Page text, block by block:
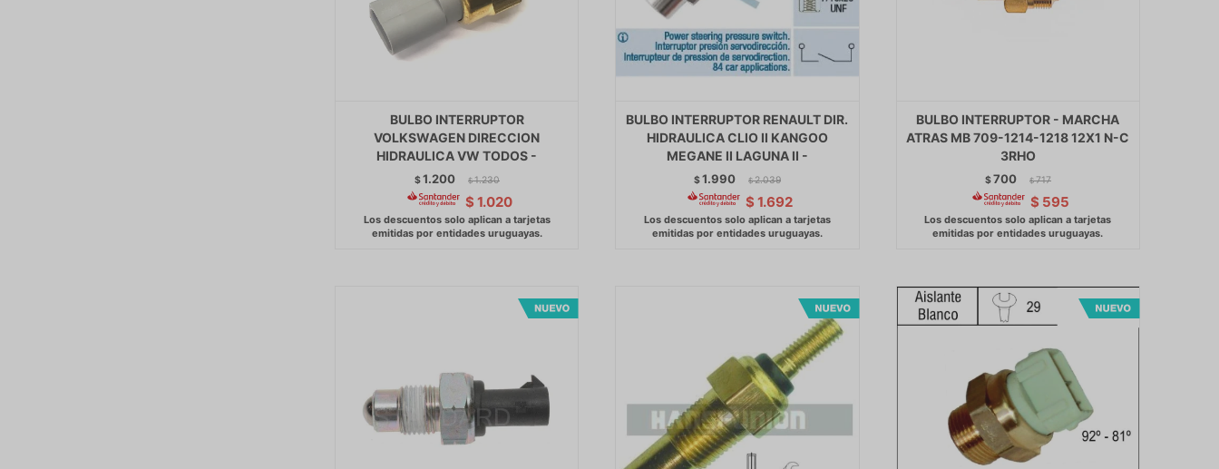
BULBO INTERRUPTOR
VOLKSWAGEN DIRECCION
HIDRAULICA VW TODOS -
$1.200 $ 1.230
$ 1.020
BULBO INTERRUPTOR RENAULT DIR.
HIDRAULICA CLIO II KANGOO
MEGANE II LAGUNA II -
$1.990 $ 2.039
$ 1.692
BULBO INTERRUPTOR - MARCHA
ATRAS MB 709-1214-1218 12X1 N-C
3RHO
$700 $ 717
$ 595